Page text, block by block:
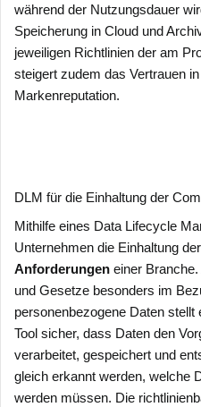
während der Nutzungsdauer
Speicherung in Cloud und
jeweiligen Richtlinien der am
steigert zudem das Vertrauen
Markenreputation.
DLM für die Einhaltung der
Mithilfe eines Data Lifecycle
Unternehmen die Einhaltung
Anforderungen einer
und Gesetze besonders im
personenbezogene Daten
Tool sicher, dass Daten den
verarbeitet, gespeichert und
gleich erkannt werden, welche
werden müssen. Die